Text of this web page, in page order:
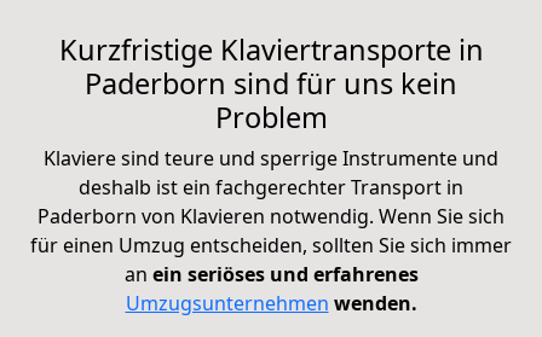
Kurzfristige Klaviertransporte in
Paderborn sind für uns kein
Problem
Klaviere sind teure und sperrige Instrumente und
deshalb ist ein fachgerechter Transport in
Paderborn von Klavieren notwendig. Wenn Sie sich
für einen Umzug entscheiden, sollten Sie sich immer
an ein seriöses und erfahrenes
Umzugsunternehmen wenden.